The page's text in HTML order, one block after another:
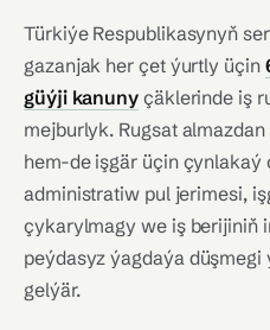
Türkiýe Respublikasynyň
gazanjak her çet ýurtly üçin
güýji kanuny çäklerinde iş
mejburlyk. Rugsat
hem-de işgär üçin çynlakaý
administratiw pul jerimesi,
çykarylmagy we iş berijiniň
peýdasyz ýagdaýa
gelýär.